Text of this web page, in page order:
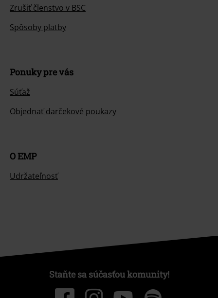
Zrušiť členstvo v BSC
Spôsoby platby
Ponuky pre vás
Súťaž
Objednať darčekové poukazy
O EMP
Udržateľnosť
Staňte sa súčasťou komunity!